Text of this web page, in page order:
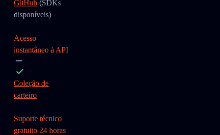
GitHub (SDKs
disponíveis)
Acesso
instantâneo à API
Coleção de
carteiro
Suporte técnico
gratuito 24 horas